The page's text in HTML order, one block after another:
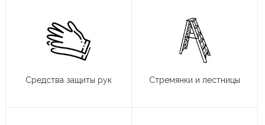
Средства защиты рук Стремянки и лестницы